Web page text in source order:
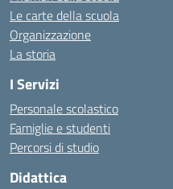
Le carte della scuola
Organizzazione
La storia
I Servizi
Personale scolastico
Famiglie e studenti
Percorsi di studio
Didattica